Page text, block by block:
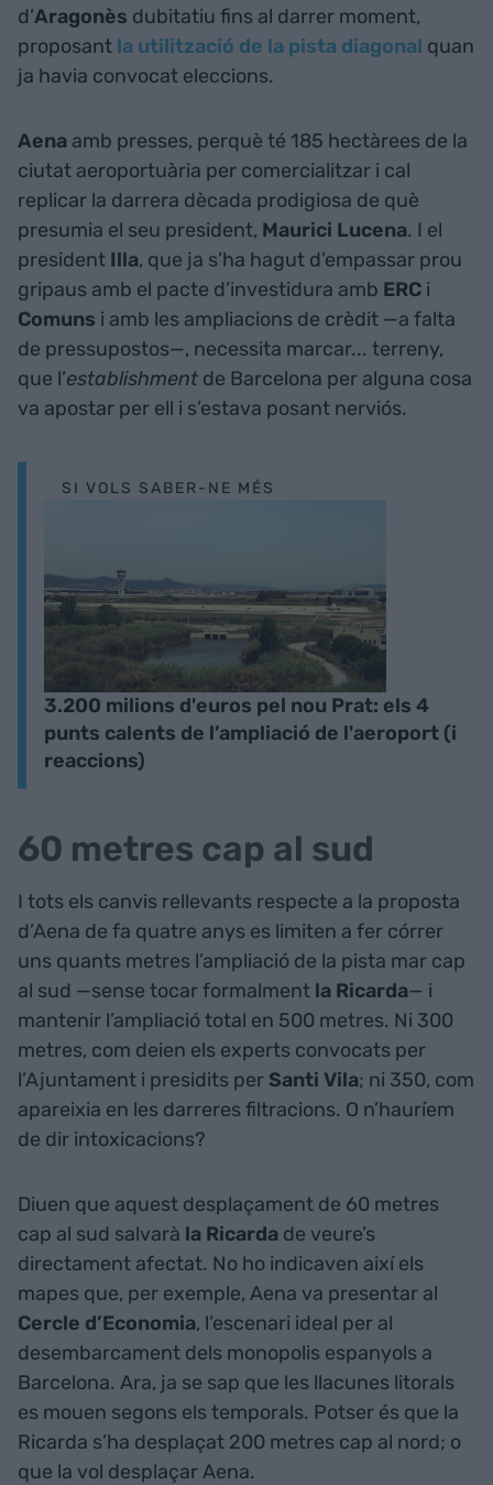
d’Aragonès dubitatiu fins al darrer moment,
proposant la utilització de la pista diagonal quan
ja havia convocat eleccions.
Aena amb presses, perquè té 185 hectàrees de la
ciutat aeroportuària per comercialitzar i cal
replicar la darrera dècada prodigiosa de què
presumia el seu president, Maurici Lucena. I el
president Illa, que ja s’ha hagut d’empassar prou
gripaus amb el pacte d’investidura amb ERC i
Comuns i amb les ampliacions de crèdit —a falta
de pressupostos—, necessita marcar... terreny,
que l’establishment de Barcelona per alguna cosa
va apostar per ell i s’estava posant nerviós.
SI VOLS SABER-NE MÉS
3.200 milions d'euros pel nou Prat: els 4
punts calents de l’ampliació de l'aeroport (i
reaccions)
60 metres cap al sud
I tots els canvis rellevants respecte a la proposta
d’Aena de fa quatre anys es limiten a fer córrer
uns quants metres l’ampliació de la pista mar cap
al sud —sense tocar formalment la Ricarda— i
mantenir l’ampliació total en 500 metres. Ni 300
metres, com deien els experts convocats per
l’Ajuntament i presidits per Santi Vila; ni 350, com
apareixia en les darreres filtracions. O n’hauríem
de dir intoxicacions?
Diuen que aquest desplaçament de 60 metres
cap al sud salvarà la Ricarda de veure’s
directament afectat. No ho indicaven així els
mapes que, per exemple, Aena va presentar al
Cercle d’Economia, l’escenari ideal per al
desembarcament dels monopolis espanyols a
Barcelona. Ara, ja se sap que les llacunes litorals
es mouen segons els temporals. Potser és que la
Ricarda s’ha desplaçat 200 metres cap al nord; o
que la vol desplaçar Aena.